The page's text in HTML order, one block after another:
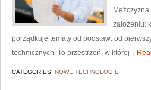
założeniu:
porządkuje tematy od podstaw: od
technicznych. To przestrzeń, w której [
CATEGORIES: NOWE TECHNOLOGIE